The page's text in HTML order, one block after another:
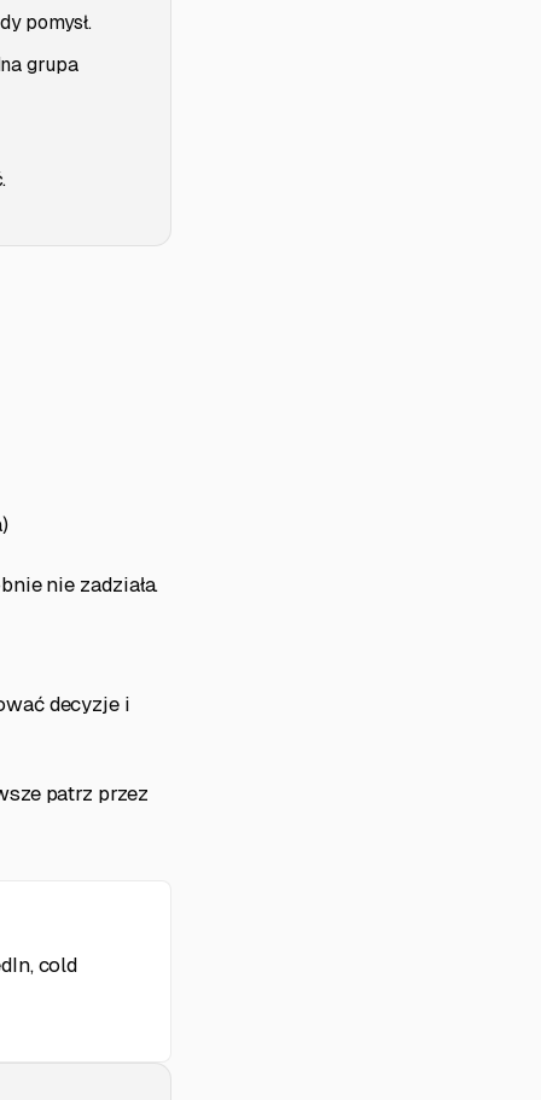
pomysł.
grupa
nie zadziała.
decyzje i
patrz przez
cold